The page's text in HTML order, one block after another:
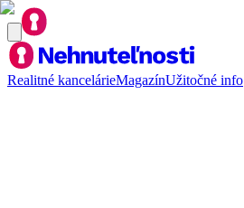
Realitné kancelárieMagazínUžitočné info